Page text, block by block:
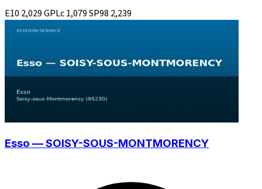
E10 2,029GPLc1,079SP98 2,239
Esso — SOISY-SOUS-MONTMORENCY